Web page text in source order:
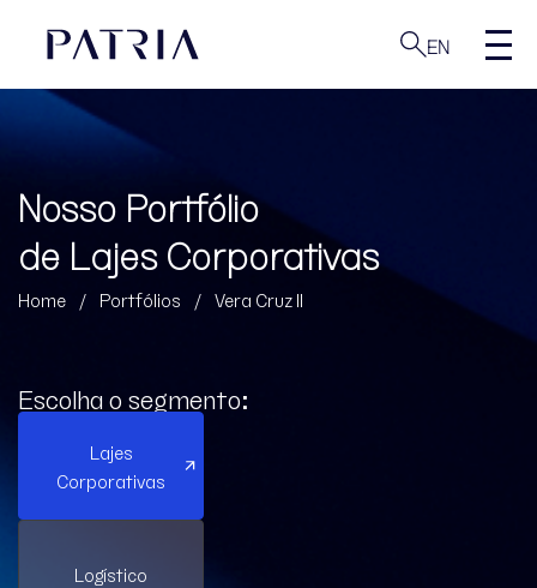
EN
Nosso Portfólio
de Lajes Corporativas
Home / Portfólios / Vera Cruz II
Escolha o segmento:
Lajes
Corporativas
Logístico